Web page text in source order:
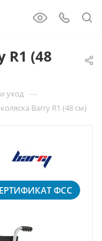
R1 (48
уход —
Barry R1 (48 см)
ФСС